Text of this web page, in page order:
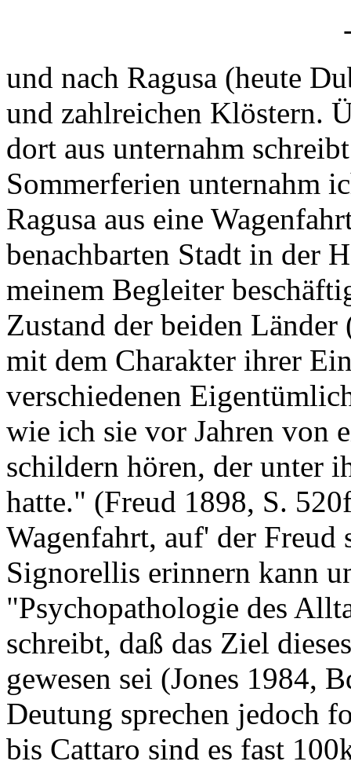
und nach Ragusa (heute
und zahlreichen Klöstern.
dort aus unternahm
Sommerferien unternahm
Ragusa aus eine
benachbarten Stadt in der
meinem Begleiter
Zustand der beiden
mit dem Charakter ihrer
verschiedenen
wie ich sie vor Jahren von
schildern hören, der unter
hatte." (Freud 1898, S.
Wagenfahrt, auf' der Freud
Signorellis erinnern kann
"Psychopathologie des
schreibt, daß das Ziel
gewesen sei (Jones 1984,
Deutung sprechen jedoch
bis Cattaro sind es fast